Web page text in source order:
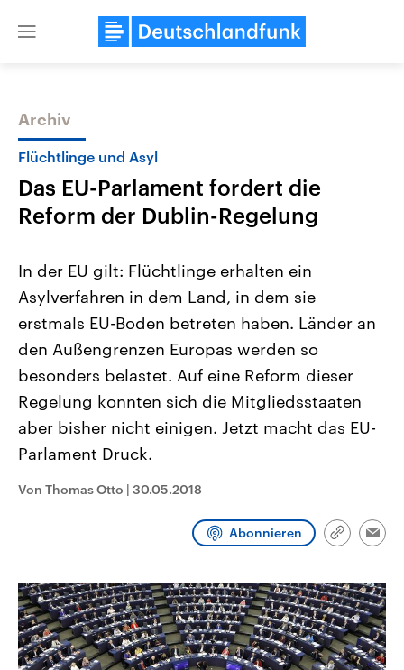
Close
Themen
Aktuelle Beiträge, Analysen und
Hintergründe
Wirtschaftlich und militärisch
gehören die Vereinigten Staaten zu
den mächtigsten Ländern der Erde,
mit großem Einfluss auf das
aktuelle Weltgeschehen.
Nahostkonflikt
Aktuelle Lage und
Der Überfall der
Terrororganisation Hamas
Oktober 2023 auf Israel
Region wieder die Gewalt
Israel möchte die Hamas
Diese wird wie die
Libanon vom Iran
Sendungen Programm
Archiv
Flüchtlinge und Asyl
Das EU-Parlament fordert die
Reform der Dublin-Regelung
In der EU gilt: Flüchtlinge erhalten ein
Asylverfahren in dem Land, in dem sie
erstmals EU-Boden betreten haben. Länder an
den Außengrenzen Europas werden so
besonders belastet. Auf eine Reform dieser
Regelung konnten sich die Mitgliedsstaaten
aber bisher nicht einigen. Jetzt macht das EU-
Parlament Druck.
Von Thomas Otto | 30.05.2018
Abonnieren
Link